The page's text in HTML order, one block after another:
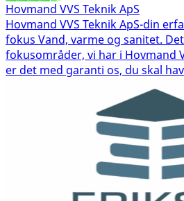
Hovmand VVS Teknik ApS
Hovmand VVS Teknik ApS-din
fokus Vand, varme og sanitet.
fokusområder, vi har i Hovmand
er det med garanti os, du skal